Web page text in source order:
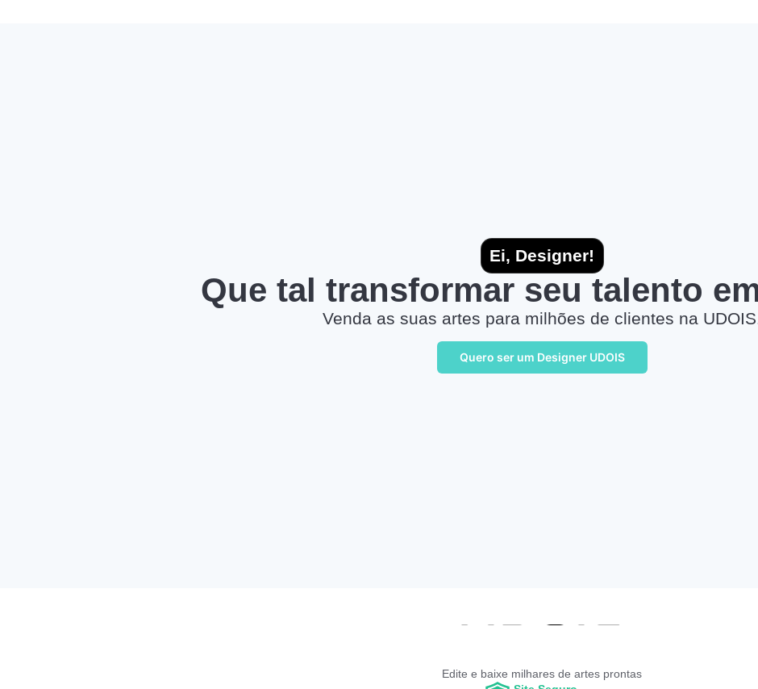
Ei, Designer!
Que tal transformar seu talento
Venda as suas artes para milhões de clientes na
Quero ser um Designer UDOIS
Edite e baixe milhares de artes prontas